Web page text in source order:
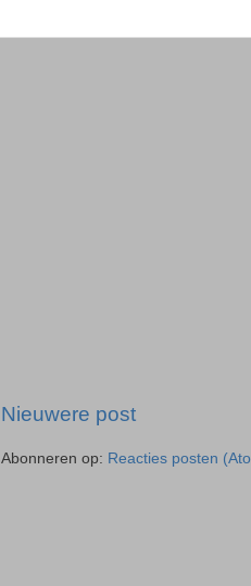
Nieuwere post
Abonneren op: Reacties posten